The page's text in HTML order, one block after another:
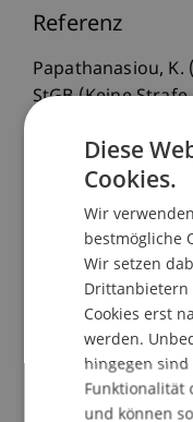
Referenz
Papathanasiou,
StGB (Keine
Strafgesetzbuch.
Publikationsart
Beitrag in
Mitarbeitende
Diese
Cookies.
Wir
bestmögliche
Wir setzen
Drittanbietern
Cookies erst
werden.
hingegen
Funktionalität
und können